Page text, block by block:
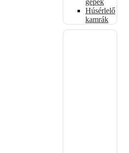
gépek
Húsérlelő
kamrák